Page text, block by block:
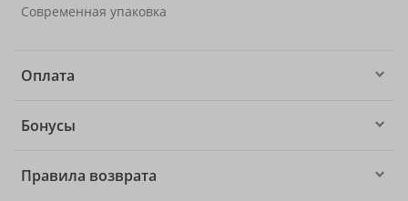
Современная упаковка
Оплата
Бонусы
Правила возврата